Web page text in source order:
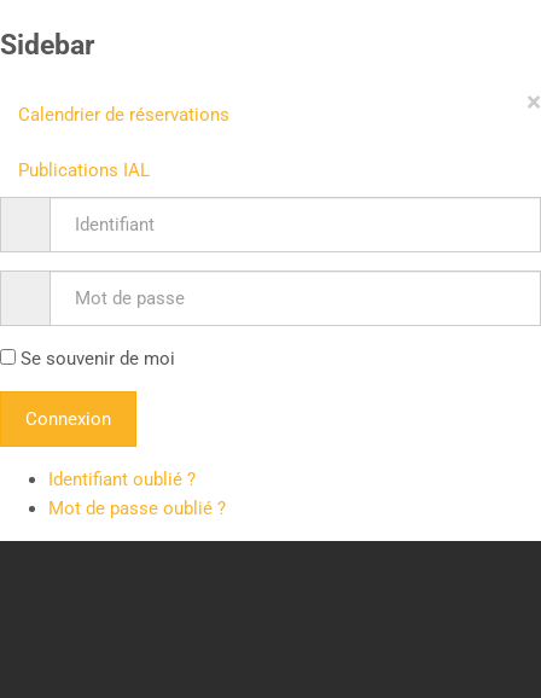
Sidebar
×
Calendrier de réservations
Publications IAL
Se souvenir de moi
Identifiant oublié ?
Mot de passe oublié ?